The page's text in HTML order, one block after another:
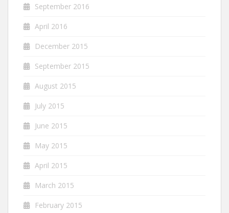
September 2016
April 2016
December 2015
September 2015
August 2015
July 2015
June 2015
May 2015
April 2015
March 2015
February 2015